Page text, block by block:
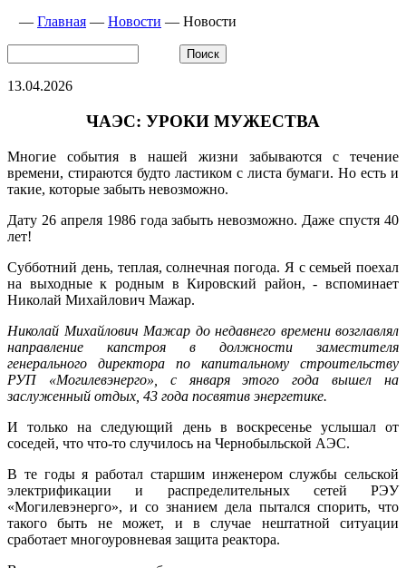
— Главная — Новости — Новости
13.04.2026
ЧАЭС: УРОКИ МУЖЕСТВА
Многие события в нашей жизни забываются с течение
времени, стираются будто ластиком с листа бумаги. Но есть и
такие, которые забыть невозможно.
Дату 26 апреля 1986 года забыть невозможно. Даже спустя 40
лет!
Субботний день, теплая, солнечная погода. Я с семьей поехал
на выходные к родным в Кировский район, - вспоминает
Николай Михайлович Мажар.
Николай Михайлович Мажар до недавнего времени возглавлял
направление капстроя в должности заместителя
генерального директора по капитальному строительству
РУП «Могилевэнерго», с января этого года вышел на
заслуженный отдых, 43 года посвятив энергетике.
И только на следующий день в воскресенье услышал от
соседей, что что-то случилось на Чернобыльской АЭС.
В те годы я работал старшим инженером службы сельской
электрификации и распределительных сетей РЭУ
«Могилевэнерго», и со знанием дела пытался спорить, что
такого быть не может, и в случае нештатной ситуации
сработает многоуровневая защита реактора.